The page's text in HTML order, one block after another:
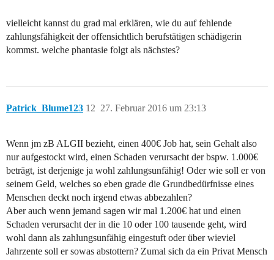
vielleicht kannst du grad mal erklären, wie du auf fehlende
zahlungsfähigkeit der offensichtlich berufstätigen schädigerin
kommst. welche phantasie folgt als nächstes?
Patrick_Blume123 27. Februar 2016 um 23:13
12
Wenn jm zB ALGII bezieht, einen 400€ Job hat, sein Gehalt also
nur aufgestockt wird, einen Schaden verursacht der bspw. 1.000€
beträgt, ist derjenige ja wohl zahlungsunfähig! Oder wie soll er von
seinem Geld, welches so eben grade die Grundbedürfnisse eines
Menschen deckt noch irgend etwas abbezahlen?
Aber auch wenn jemand sagen wir mal 1.200€ hat und einen
Schaden verursacht der in die 10 oder 100 tausende geht, wird
wohl dann als zahlungsunfähig eingestuft oder über wieviel
Jahrzente soll er sowas abstottern? Zumal sich da ein Privat Mensch